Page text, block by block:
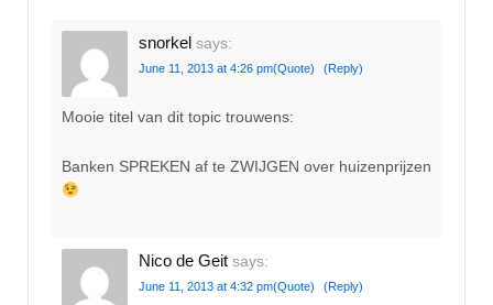
snorkel says:
June 11, 2013 at 4:26 pm(Quote) (Reply)
Mooie titel van dit topic trouwens:
Banken SPREKEN af te ZWIJGEN over huizenprijzen
Nico de Geit says:
June 11, 2013 at 4:32 pm(Quote) (Reply)